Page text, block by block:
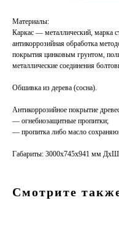
Материалы:
Каркас — металлический, марка
антикоррозийная обработка
покрытия цинковым грунтом,
металлические соединения
Обшивка из дерева (сосна).
Антикоррозийное покрытие
— огнебиозащитные пропитки;
— пропитка либо масло
Габариты: 3000х745х941 мм
Смотрите